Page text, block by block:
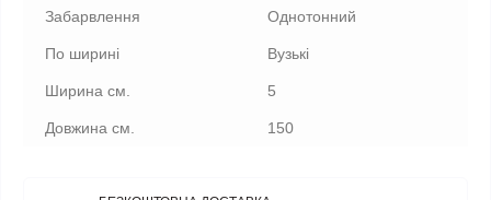
Забарвлення Однотонний
По ширині Вузькі
Ширина см. 5
Довжина см. 150